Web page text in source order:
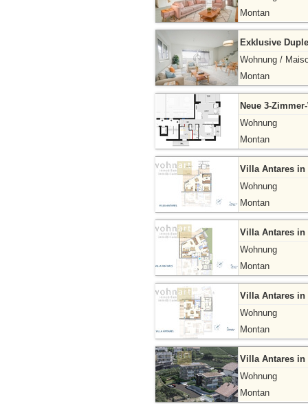
Montan
Exklusive
Wohnung /
Montan
Neue 3-
Wohnung
Montan
Villa Antares in
Wohnung
Montan
Villa Antares in
Wohnung
Montan
Villa Antares in
Wohnung
Montan
Villa Antares in
Wohnung
Montan